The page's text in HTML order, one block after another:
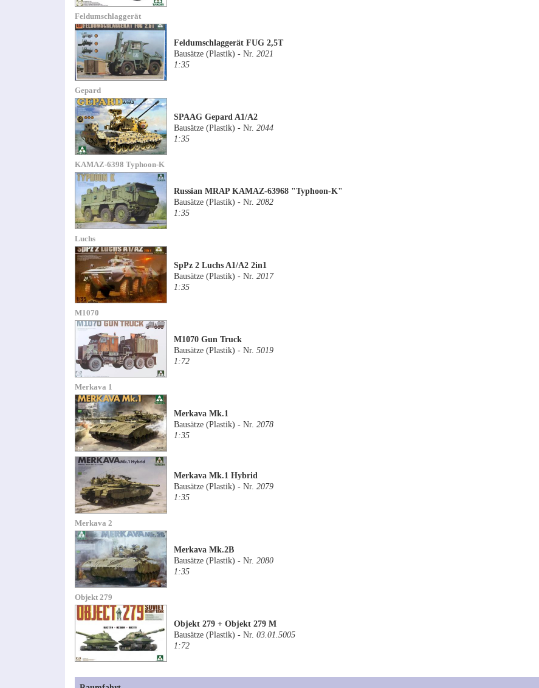
Feldumschlaggerät
Feldumschlaggerät FUG 2,5T
Bausätze (Plastik) - Nr. 2021
1:35
Gepard
SPAAG Gepard A1/A2
Bausätze (Plastik) - Nr. 2044
1:35
KAMAZ-6398 Typhoon-K
Russian MRAP KAMAZ-63968 "Typhoon-K"
Bausätze (Plastik) - Nr. 2082
1:35
Luchs
SpPz 2 Luchs A1/A2 2in1
Bausätze (Plastik) - Nr. 2017
1:35
M1070
M1070 Gun Truck
Bausätze (Plastik) - Nr. 5019
1:72
Merkava 1
Merkava Mk.1
Bausätze (Plastik) - Nr. 2078
1:35
Merkava Mk.1 Hybrid
Bausätze (Plastik) - Nr. 2079
1:35
Merkava 2
Merkava Mk.2B
Bausätze (Plastik) - Nr. 2080
1:35
Objekt 279
Objekt 279 + Objekt 279 M
Bausätze (Plastik) - Nr. 03.01.5005
1:72